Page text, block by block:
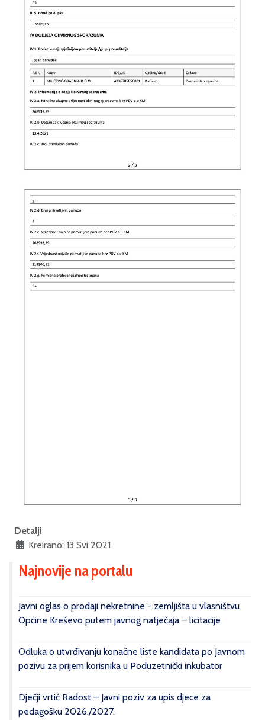
Detalji
Kreirano: 13 Svi 2021
Najnovije na portalu
Javni oglas o prodaji nekretnine - zemljišta u vlasništvu
Općine Kreševo putem javnog natječaja – licitacije
Odluka o utvrđivanju konačne liste kandidata po Javnom
pozivu za prijem korisnika u Poduzetnički inkubator
Dječji vrtić Radost – Javni poziv za upis djece za
pedagošku 2026./2027.